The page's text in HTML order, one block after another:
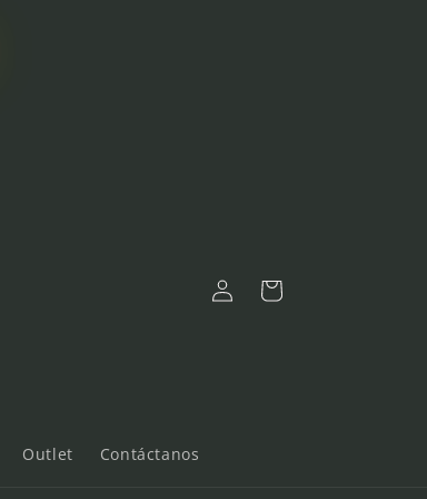
Outlet Contáctanos
Iniciar
sesión
Carrito